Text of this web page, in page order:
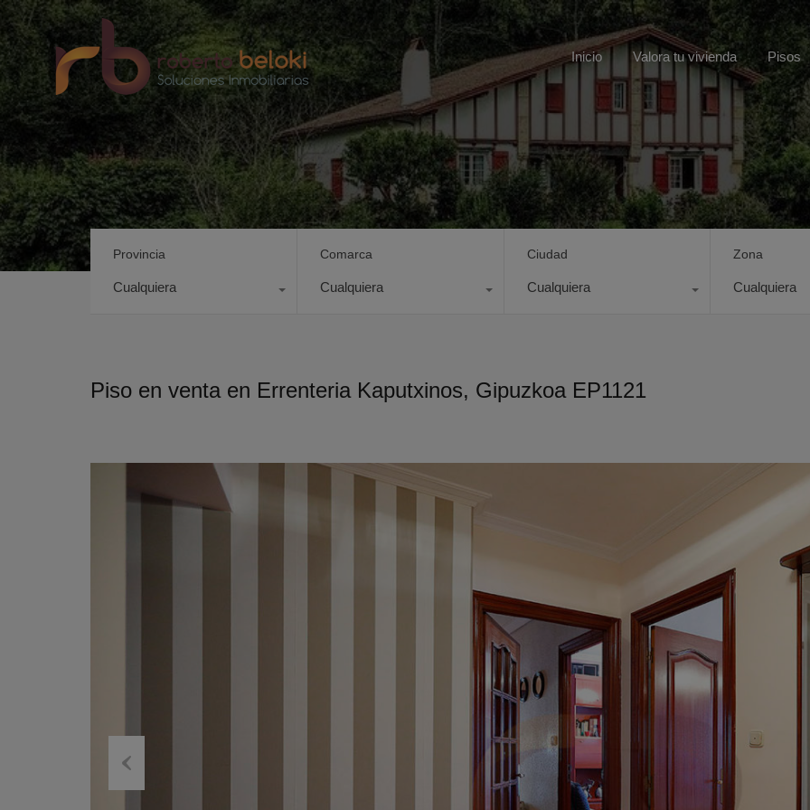
Inicio Valora tu vivienda Pisos
Provincia
Cualquiera
Comarca
Cualquiera
Ciudad
Cualquiera
Zona
Cualquiera
Piso en venta en Errenteria Kaputxinos, Gipuzkoa EP1121